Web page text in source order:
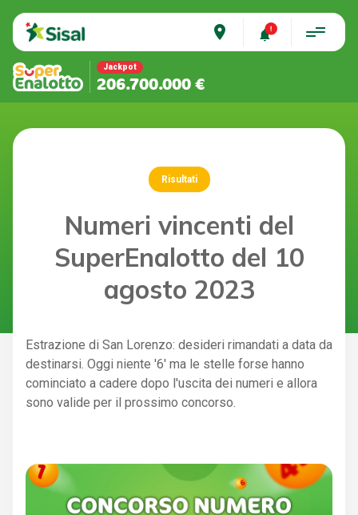
place
Jackpot
206.700.000 €
Risultati
Numeri vincenti del
SuperEnalotto del 10
agosto 2023
Estrazione di San Lorenzo: desideri rimandati a data da
destinarsi. Oggi niente '6' ma le stelle forse hanno
cominciato a cadere dopo l'uscita dei numeri e allora
sono valide per il prossimo concorso.